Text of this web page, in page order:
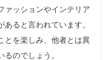
ァッションやインテリア
ると言われています。
とを楽しみ、他者とは異
のでしょう。